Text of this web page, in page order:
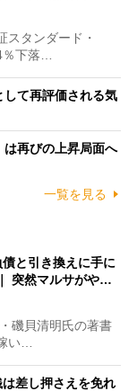
タンダード・
下落…
て再評価される気
再びの上昇局面へ
一覧を見る
と引き換えに手に
突然マルサがや…
磯貝清明氏の著書
い…
差し押さえを免れ